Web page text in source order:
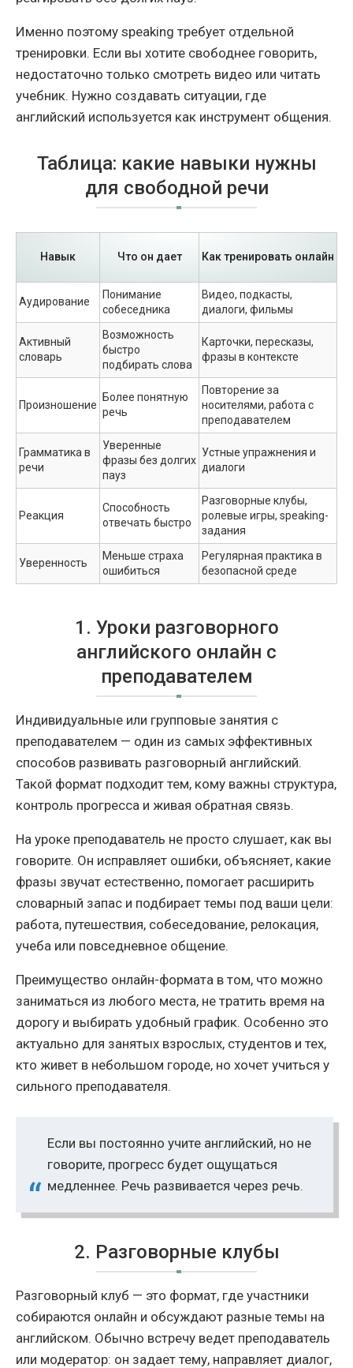
Именно поэтому speaking требует отдельной
тренировки. Если вы хотите свободнее говорить,
недостаточно только смотреть видео или читать
учебник. Нужно создавать ситуации, где
английский используется как инструмент общения.
Таблица: какие навыки нужны
для свободной речи
Навык Что он дает Как тренировать онлайн
Аудирование
Понимание
собеседника
Видео, подкасты,
диалоги, фильмы
Активный
словарь
Возможность
быстро
подбирать слова
Карточки, пересказы,
фразы в контексте
Произношение
Более понятную
речь
Повторение за
носителями, работа с
преподавателем
Грамматика в
речи
Уверенные
фразы без долгих
пауз
Устные упражнения и
диалоги
Реакция
Способность
отвечать быстро
Разговорные клубы,
ролевые игры, speaking-
задания
Уверенность
Меньше страха
ошибиться
Регулярная практика в
безопасной среде
1. Уроки разговорного
английского онлайн с
преподавателем
Индивидуальные или групповые занятия с
преподавателем — один из самых эффективных
способов развивать разговорный английский.
Такой формат подходит тем, кому важны структура,
контроль прогресса и живая обратная связь.
На уроке преподаватель не просто слушает, как вы
говорите. Он исправляет ошибки, объясняет, какие
фразы звучат естественно, помогает расширить
словарный запас и подбирает темы под ваши цели:
работа, путешествия, собеседование, релокация,
учеба или повседневное общение.
Преимущество онлайн-формата в том, что можно
заниматься из любого места, не тратить время на
дорогу и выбирать удобный график. Особенно это
актуально для занятых взрослых, студентов и тех,
кто живет в небольшом городе, но хочет учиться у
сильного преподавателя.
Если вы постоянно учите английский, но не
говорите, прогресс будет ощущаться
медленнее. Речь развивается через речь.
2. Разговорные клубы
Разговорный клуб — это формат, где участники
собираются онлайн и обсуждают разные темы на
английском. Обычно встречу ведет преподаватель
или модератор: он задает тему, направляет диалог,